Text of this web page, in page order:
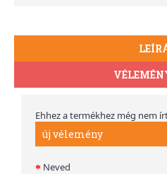
Ehhez a termékhez még nem
új vélemény
Neved